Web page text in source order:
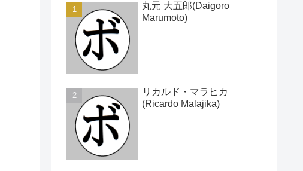
丸元 大五郎(Daigoro
Marumoto)
リカルド・マラヒカ
(Ricardo Malajika)